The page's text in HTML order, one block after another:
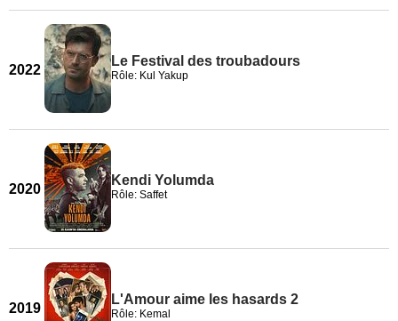
2022
Le Festival des troubadours
Rôle: Kul Yakup
2020
Kendi Yolumda
Rôle: Saffet
2019
L'Amour aime les hasards 2
Rôle: Kemal